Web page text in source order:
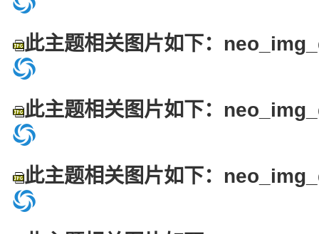
此主题相关图片如下：
此主题相关图片如下：
此主题相关图片如下：